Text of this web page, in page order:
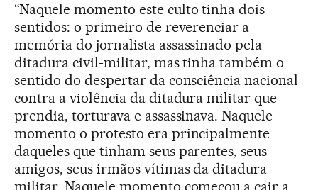
“Naquele momento este culto tinha dois
sentidos: o primeiro de reverenciar a
memória do jornalista assassinado pela
ditadura civil-militar, mas tinha também o
sentido do despertar da consciência nacional
contra a violência da ditadura militar que
prendia, torturava e assassinava. Naquele
momento o protesto era principalmente
daqueles que tinham seus parentes, seus
amigos, seus irmãos vítimas da ditadura